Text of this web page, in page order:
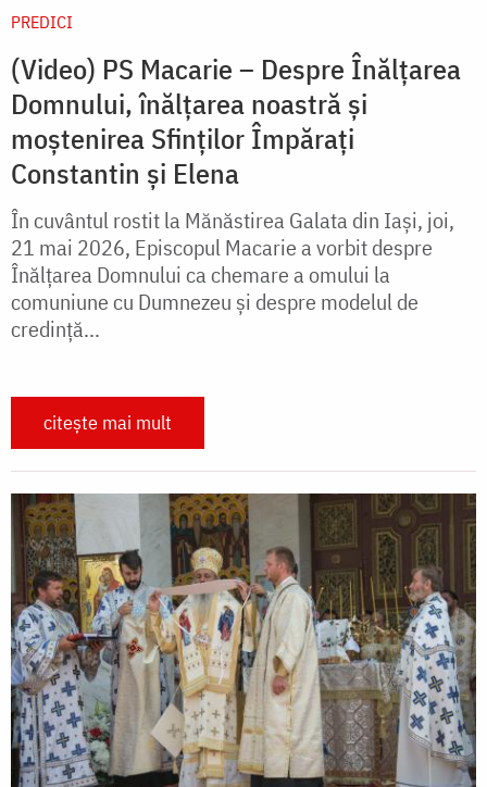
PREDICI
(Video) PS Macarie – Despre Înălțarea
Domnului, înălțarea noastră și
moștenirea Sfinților Împărați
Constantin și Elena
În cuvântul rostit la Mănăstirea Galata din Iași, joi,
21 mai 2026, Episcopul Macarie a vorbit despre
Înălțarea Domnului ca chemare a omului la
comuniune cu Dumnezeu și despre modelul de
credință...
citește mai mult